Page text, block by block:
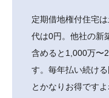
定期借地権付住宅
代は0円。他社の新
含めると1,000万〜
す。毎年払い続け
とかなりお得です